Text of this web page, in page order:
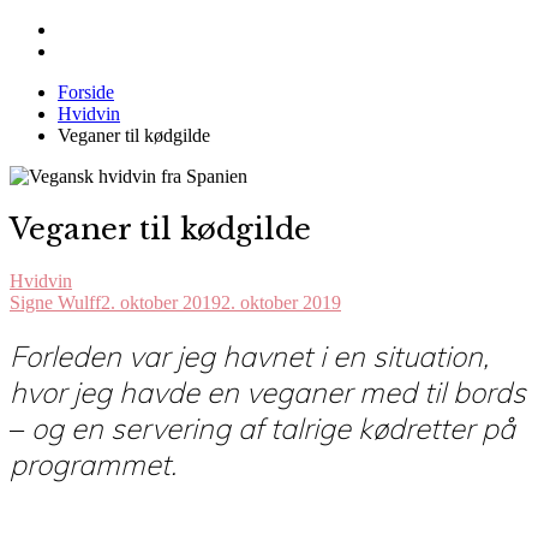
Forside
Hvidvin
Veganer til kødgilde
Veganer til kødgilde
Hvidvin
Signe Wulff2. oktober 20192. oktober 2019
Forleden var jeg havnet i en situation,
hvor jeg havde en veganer med til bords
– og en servering af talrige kødretter på
programmet.